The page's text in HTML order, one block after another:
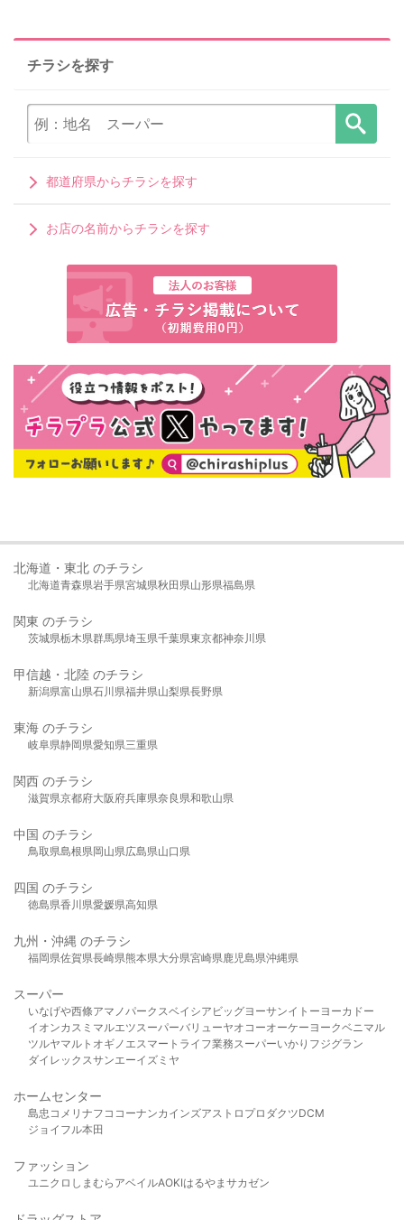
チラシを探す
都道府県からチラシを探す
お店の名前からチラシを探す
北海道・東北 のチラシ
北海道青森県岩手県宮城県秋田県山形県福島県
関東 のチラシ
茨城県栃木県群馬県埼玉県千葉県東京都神奈川県
甲信越・北陸 のチラシ
新潟県富山県石川県福井県山梨県長野県
東海 のチラシ
岐阜県静岡県愛知県三重県
関西 のチラシ
滋賀県京都府大阪府兵庫県奈良県和歌山県
中国 のチラシ
鳥取県島根県岡山県広島県山口県
四国 のチラシ
徳島県香川県愛媛県高知県
九州・沖縄 のチラシ
福岡県佐賀県長崎県熊本県大分県宮崎県鹿児島県沖縄県
スーパー
いなげや西條アマノパークスベイシア ビッグヨーサンイトーヨーカドー
イオンカスミ マルエツスーパーバリューヤオコーオーケー ヨークベニマル
ツルヤマルト オギノ エスマート ライフ業務スーパーいかり フジグラン
ダイレックスサンエーイズミヤ
ホームセンター
島忠 コメリ ナフコ コーナンカインズアストロプロダクツDCM
ジョイフル本田
ファッション
ユニクロ しまむら アベイルAOKIはるやま サカゼン